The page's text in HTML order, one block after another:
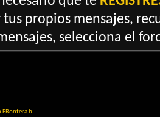
tus propios mensajes,
selecciona el
FRontera b